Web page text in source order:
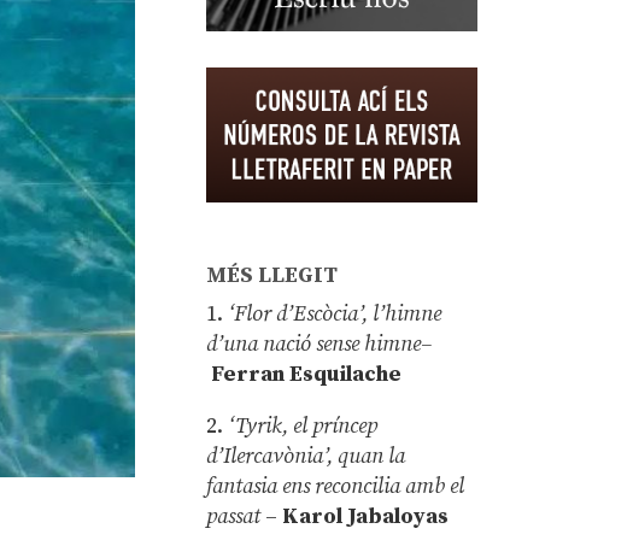
MÉS LLEGIT
1. ‘Flor d’Escòcia’, l’himne
d’una nació sense himne–
Ferran Esquilache
2. ‘Tyrik, el príncep
d’Ilercavònia’, quan la
fantasia ens reconcilia amb el
passat– Karol Jabaloyas